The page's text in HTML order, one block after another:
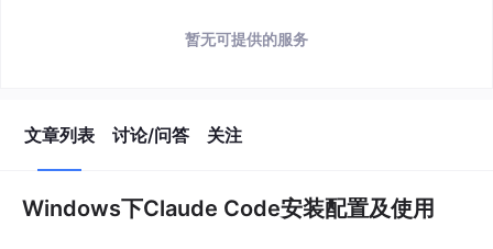
暂无可提供的服务
文章列表 讨论/问答 关注
Windows下Claude Code安装配置及使用